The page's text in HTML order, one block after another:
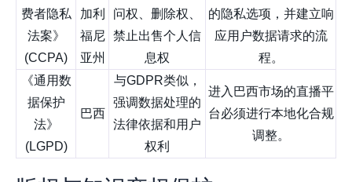
费者隐私
法案》
(CCPA)
加利
福尼
亚州
问权、删除权、
禁止出售个人信
息权
的隐私选项，并建立响
应用户数据请求的流
程。
《通用数
据保护
法》
(LGPD)
巴西
与GDPR类似，
强调数据处理的
法律依据和用户
权利
进入巴西市场的直播平
台必须进行本地化合规
调整。